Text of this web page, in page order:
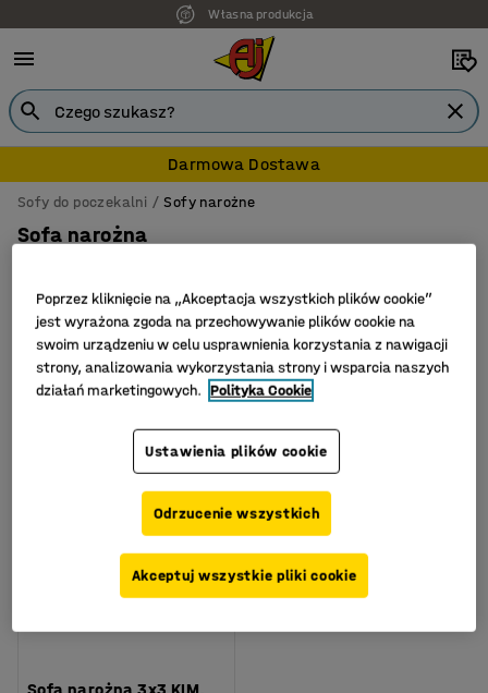
Własna produkcja
Darmowa Dostawa
Sofy do poczekalni Sofy narożne
Sofa narożna
Filtruj Sortuj
Liczba produktów: 1
Poprzez kliknięcie na „Akceptacja wszystkich plików cookie”
jest wyrażona zgoda na przechowywanie plików cookie na
swoim urządzeniu w celu usprawnienia korzystania z nawigacji
strony, analizowania wykorzystania strony i wsparcia naszych
działań marketingowych. Polityka Cookie
Ustawienia plików cookie
Odrzucenie wszystkich
Akceptuj wszystkie pliki cookie